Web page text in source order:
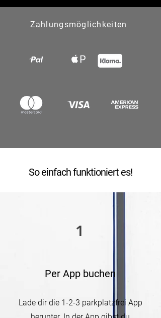
Zahlungsmöglichkeiten
So einfach funktioniert es!
1
Per App buchen
Lade dir die 1-2-3 parkplatzfrei App